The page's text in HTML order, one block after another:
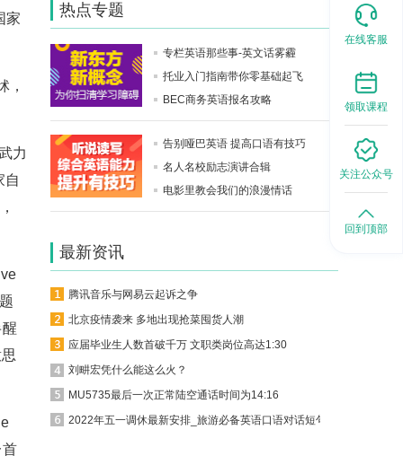
家
，
力
自
热点专题
专栏英语那些事-英文话雾霾
托业入门指南带你零基础起飞
BEC商务英语报名攻略
告别哑巴英语 提高口语有技巧
名人名校励志演讲合辑
电影里教会我们的浪漫情话
最新资讯
腾讯音乐与网易云起诉之争
北京疫情袭来 多地出现抢菜囤货人潮
应届毕业生人数首破千万 文职类岗位高达1:30
刘畊宏凭什么能这么火？
MU5735最后一次正常陆空通话时间为14:16
2022年五一调休最新安排_旅游必备英语口语对话短句
在线客服
领取课程
关注公众号
回到顶部